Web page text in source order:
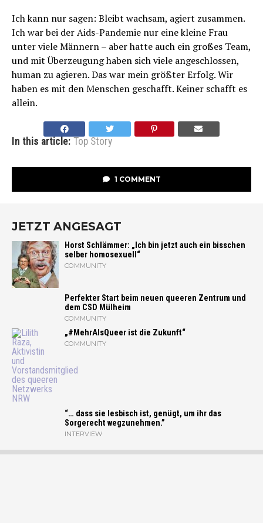
Ich kann nur sagen: Bleibt wachsam, agiert zusammen.
Ich war bei der Aids-Pandemie nur eine kleine Frau
unter viele Männern – aber hatte auch ein großes Team,
und mit Überzeugung haben sich viele angeschlossen,
human zu agieren. Das war mein größter Erfolg. Wir
haben es mit den Menschen geschafft. Keiner schafft es
allein.
In this article: Top Story
1 COMMENT
JETZT ANGESAGT
Horst Schlämmer: „Ich bin jetzt auch ein bisschen
selber homosexuell“
COMMUNITY
Perfekter Start beim neuen queeren Zentrum und
dem CSD Mülheim
COMMUNITY
„#MehrAlsQueer ist die Zukunft“
COMMUNITY
“… dass sie lesbisch ist, genügt, um ihr das
Sorgerecht wegzunehmen.”
INTERVIEW